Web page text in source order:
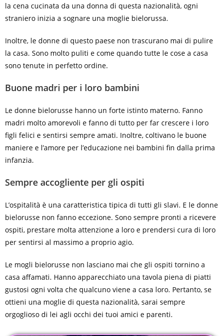
la cena cucinata da una donna di questa nazionalità, ogni
straniero inizia a sognare una moglie bielorussa.
Inoltre, le donne di questo paese non trascurano mai di pulire
la casa. Sono molto puliti e come quando tutte le cose a casa
sono tenute in perfetto ordine.
Buone madri per i loro bambini
Le donne bielorusse hanno un forte istinto materno. Fanno
madri molto amorevoli e fanno di tutto per far crescere i loro
figli felici e sentirsi sempre amati. Inoltre, coltivano le buone
maniere e l’amore per l’educazione nei bambini fin dalla prima
infanzia.
Sempre accogliente per gli ospiti
L’ospitalità è una caratteristica tipica di tutti gli slavi. E le donne
bielorusse non fanno eccezione. Sono sempre pronti a ricevere
ospiti, prestare molta attenzione a loro e prendersi cura di loro
per sentirsi al massimo a proprio agio.
Le mogli bielorusse non lasciano mai che gli ospiti tornino a
casa affamati. Hanno apparecchiato una tavola piena di piatti
gustosi ogni volta che qualcuno viene a casa loro. Pertanto, se
ottieni una moglie di questa nazionalità, sarai sempre
orgoglioso di lei agli occhi dei tuoi amici e parenti.